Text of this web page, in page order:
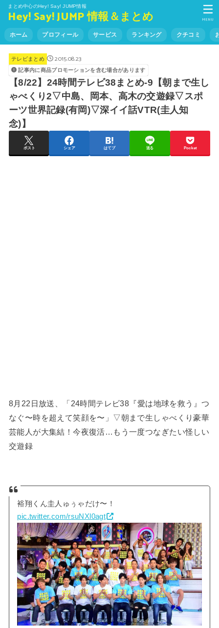
まとめ中心のHey! Say! JUMP情報
Hey! Say! JUMP 情報＆まとめ
ホーム プロフィール サービス ランキング クチコミ
MENU
テレビまとめ 2015.08.23
記事内に商品プロモーションを含む場合があります
【8/22】24時間テレビ38まとめ-9【朝まで生し
ゃべくり2▽中島、岡本、高木の交遊録▽スポ
ーツ世界記録(有岡)▽深イイ話VTR(圭人知
念)】
ポスト シェア はてブ 送る Pocket
8月22日放送、「24時間テレビ38『愛は地球を救う』つ
なぐ〜時を超えて笑顔を〜」▽朝まで生しゃべくり豪華
芸能人が大集結！今夜復活…もう一度つなぎたい怪しい
交遊録
裕翔くん圭人ゅぅゃだけ〜！
pic.twitter.com/rsuNXl0agt